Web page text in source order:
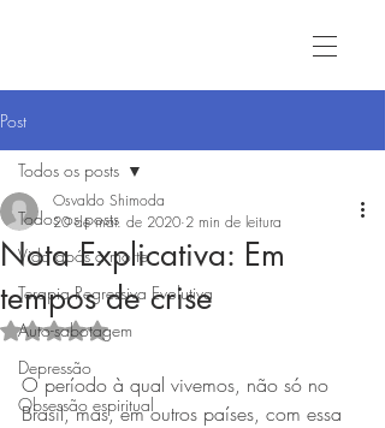
Post
Todos os posts
Vida após a morte
Terapia Regressiva Evolutiva
Auto-sabotagem
Depressão
Obsessão espiritual
Todos os posts
Nota Explicativa: Em
tempos de crise
Osvaldo Shimoda
20 de mar. de 2020 2 min de leitura
Avaliado com NaN de 5 estrelas.
O período à qual vivemos, não só no
Brasil, mas, em outros países, com essa